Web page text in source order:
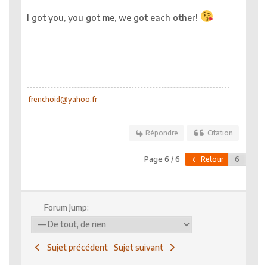
I got you, you got me, we got each other!
frenchoid@yahoo.fr
Répondre Citation
Page 6 / 6 Retour
Forum Jump:
Sujet précédent Sujet suivant